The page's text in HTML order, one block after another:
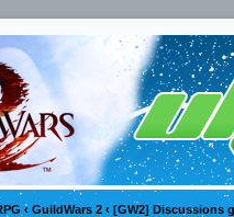
‹ GuildWars 2 ‹ [GW2] Discussions